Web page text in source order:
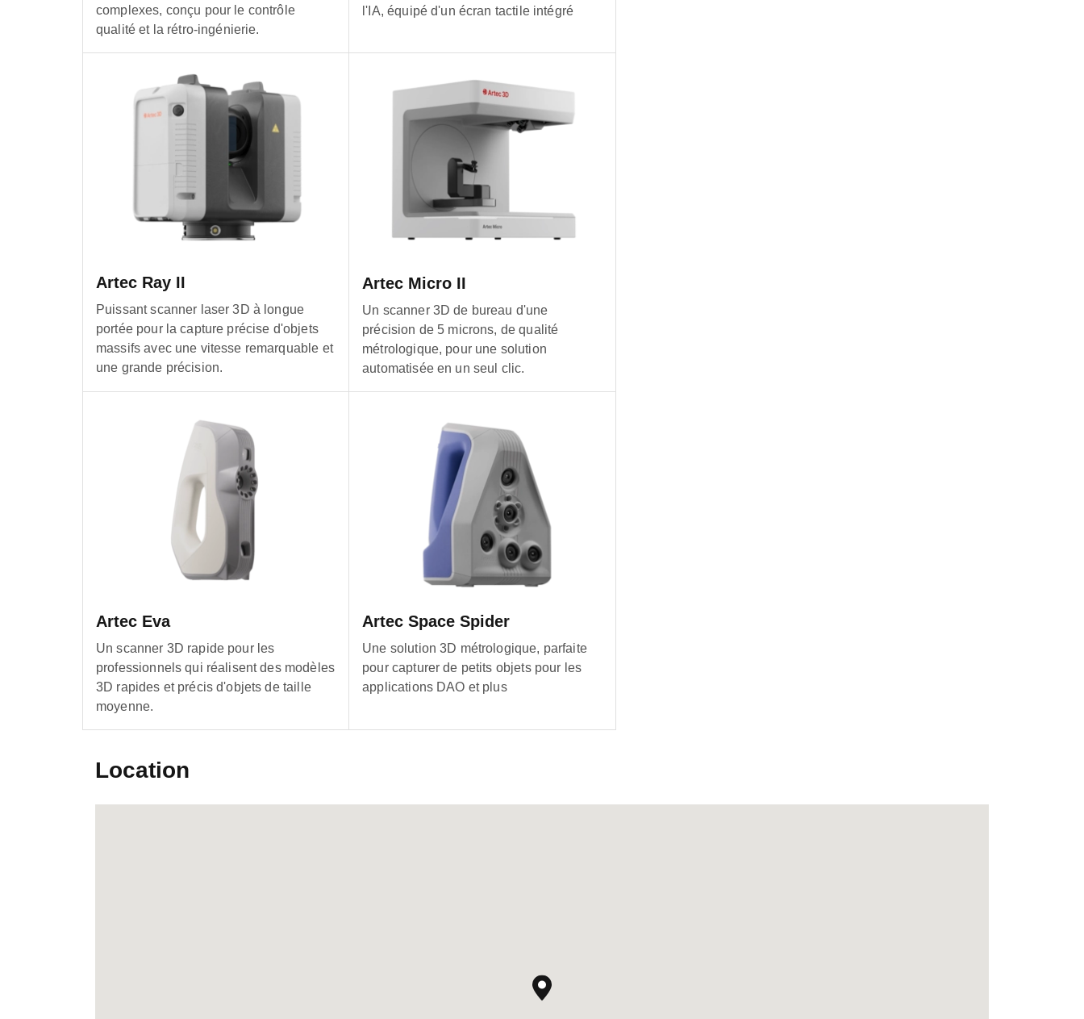
complexes, conçu pour le contrôle
qualité et la rétro-ingénierie.
l'IA, équipé d'un écran tactile intégré
Artec Ray II
Puissant scanner laser 3D à longue
portée pour la capture précise d'objets
massifs avec une vitesse remarquable et
une grande précision.
Artec Micro II
Un scanner 3D de bureau d'une
précision de 5 microns, de qualité
métrologique, pour une solution
automatisée en un seul clic.
Artec Eva
Un scanner 3D rapide pour les
professionnels qui réalisent des modèles
3D rapides et précis d'objets de taille
moyenne.
Artec Space Spider
Une solution 3D métrologique, parfaite
pour capturer de petits objets pour les
applications DAO et plus
Location